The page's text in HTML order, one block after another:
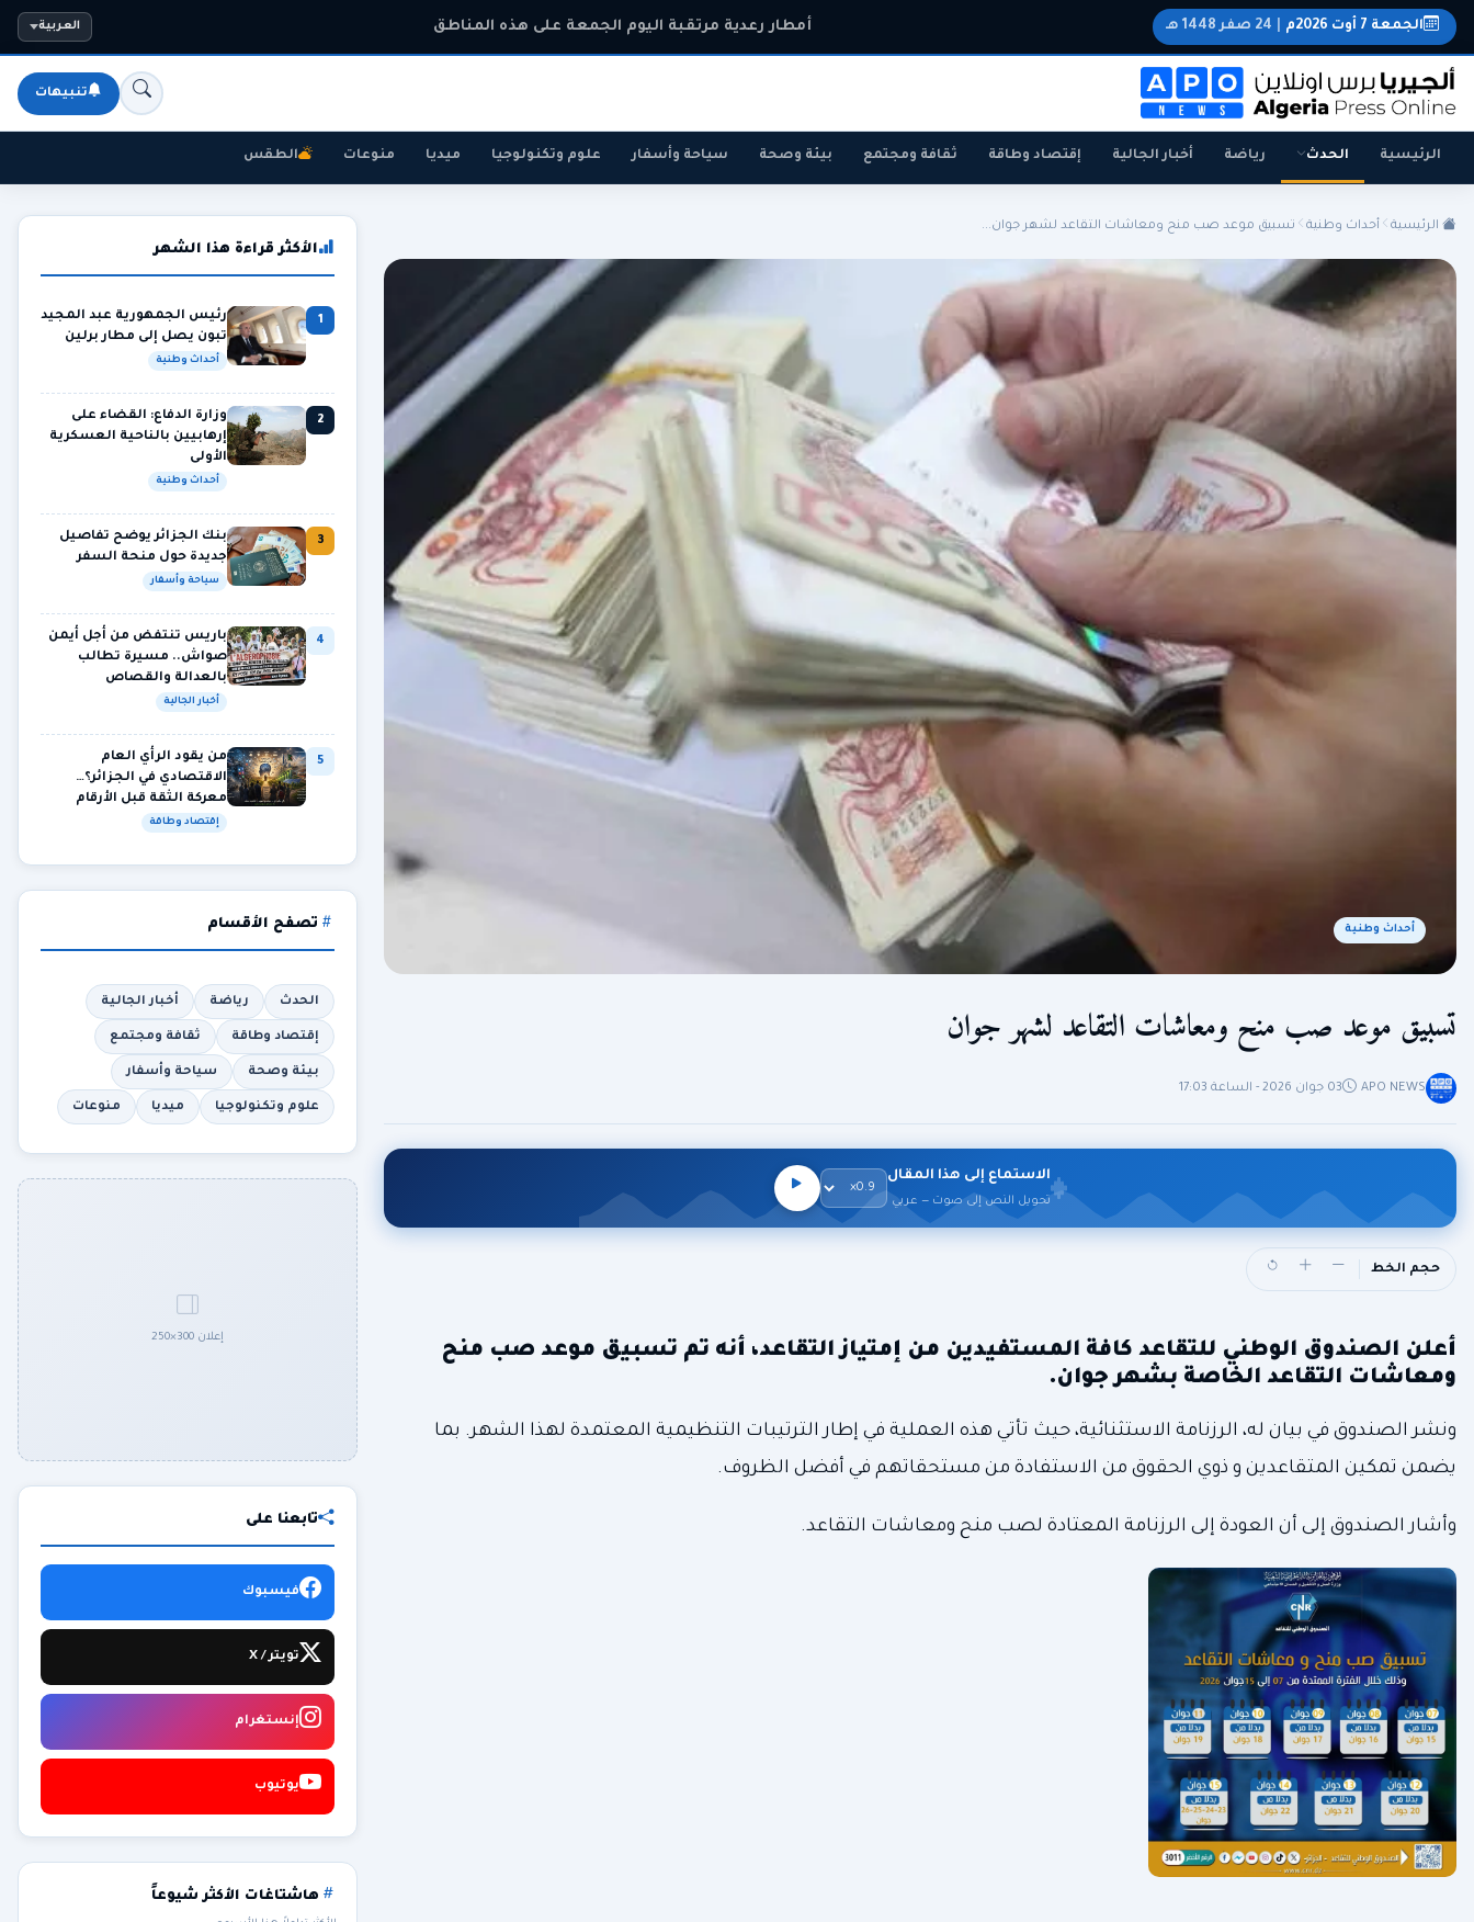
الجزائر الجالية المنتخب الوطني سياسة اقتصاد رياضة
الجمعة 7 أوت 2026م 24 صفر 1448 هـ أمطار رعدية مرتقبة اليوم الجمعة على هذه المناطق العربية
تنبيهات
الرئيسية الحدث رياضة أخبار الجالية إقتصاد وطاقة ثقافة ومجتمع بيئة وصحة سياحة وأسفار علوم وتكنولوجيا ميديا منوعات الطقس
الرئيسية أحداث وطنية تسبيق موعد صب منح ومعاشات التقاعد لشهر جوان...
أحداث وطنية
تسبيق موعد صب منح ومعاشات التقاعد لشهر جوان
APO NEWS 03 جوان 2026 - الساعة 17:03
الاستماع إلى هذا المقال
تحويل النص إلى صوت — عربي
حجم الخط
أعلن الصندوق الوطني للتقاعد كافة المستفيدين من إمتياز التقاعد، أنه تم تسبيق موعد صب منح
ومعاشات التقاعد الخاصة بشهر جوان.
ونشر الصندوق في بيان له، الرزنامة الاستثنائية، حيث تأتي هذه العملية في إطار الترتيبات التنظيمية المعتمدة لهذا الشهر. بما
يضمن تمكين المتقاعدين و ذوي الحقوق من الاستفادة من مستحقاتهم في أفضل الظروف.
وأشار الصندوق إلى أن العودة إلى الرزنامة المعتادة لصب منح ومعاشات التقاعد.
الأكثر قراءة هذا الشهر
1
رئيس الجمهورية عبد المجيد
تبون يصل إلى مطار برلين
أحداث وطنية
2
وزارة الدفاع: القضاء على
إرهابيين بالناحية العسكرية
الأولى
أحداث وطنية
3
بنك الجزائر يوضح تفاصيل
جديدة حول منحة السفر
سياحة وأسفار
4
باريس تنتفض من أجل أيمن
صواش.. مسيرة تطالب
بالعدالة والقصاص
أخبار الجالية
5
من يقود الرأي العام
الاقتصادي في الجزائر؟…
معركة الثقة قبل الأرقام
إقتصاد وطاقة
تصفح الأقسام
الحدث رياضة أخبار الجالية
إقتصاد وطاقة ثقافة ومجتمع
بيئة وصحة سياحة وأسفار
علوم وتكنولوجيا ميديا منوعات
إعلان 300×250
تابعنا على
فيسبوك
تويتر / X
إنستغرام
يوتيوب
هاشتاغات الأكثر شيوعاً